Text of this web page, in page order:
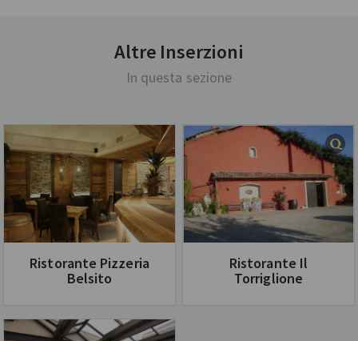
Altre Inserzioni
In questa sezione
Ristorante Pizzeria
Belsito
Ristorante Il
Torriglione